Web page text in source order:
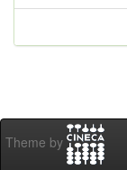
Theme by